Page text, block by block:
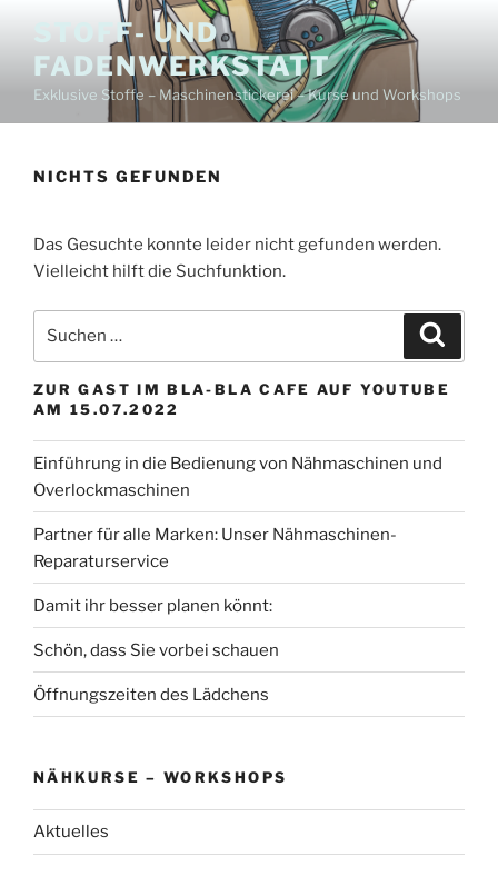
springen
STOFF- UND
FADENWERKSTATT
Exklusive Stoffe – Maschinenstickerei – Kurse und Workshops
NICHTS GEFUNDEN
Das Gesuchte konnte leider nicht gefunden werden.
Vielleicht hilft die Suchfunktion.
nach:
ZUR GAST IM BLA-BLA CAFE AUF YOUTUBE
AM 15.07.2022
Einführung in die Bedienung von Nähmaschinen und
Overlockmaschinen
Partner für alle Marken: Unser Nähmaschinen-
Reparaturservice
Damit ihr besser planen könnt:
Schön, dass Sie vorbei schauen
Öffnungszeiten des Lädchens
NÄHKURSE – WORKSHOPS
Aktuelles